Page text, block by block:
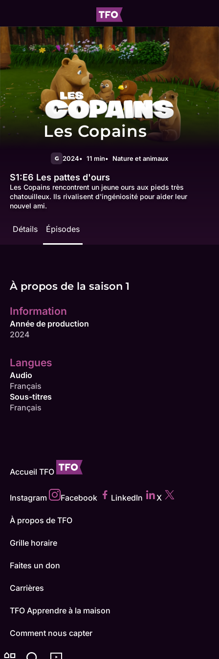
Les Copains
G 2024 11 min Nature et animaux
S1:E6 Les pattes d'ours
Les Copains rencontrent un jeune ours aux pieds très
chatouilleux. Ils rivalisent d'ingéniosité pour aider leur
nouvel ami.
Détails Épisodes
À propos de la saison 1
Information
Année de production
2024
Langues
Audio
Français
Sous-titres
Français
Accueil TFO
Instagram Facebook LinkedIn X
À propos de TFO
Grille horaire
Faites un don
Carrières
TFO Apprendre à la maison
Comment nous capter
Contactez-nous